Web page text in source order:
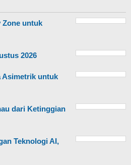
Zone untuk
2026
Asimetrik untuk
dari Ketinggian
Teknologi AI,